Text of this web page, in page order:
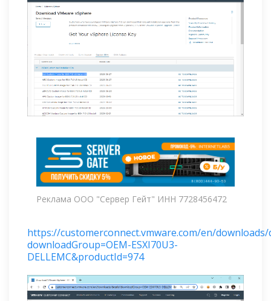
Реклама ООО "Сервер Гейт" ИНН 7728456472
https://customerconnect.vmware.com/en/downloads/
downloadGroup=OEM-ESXI70U3-
DELLEMC&productId=974